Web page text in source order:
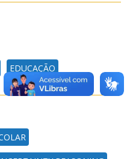
EDUCAÇÃO